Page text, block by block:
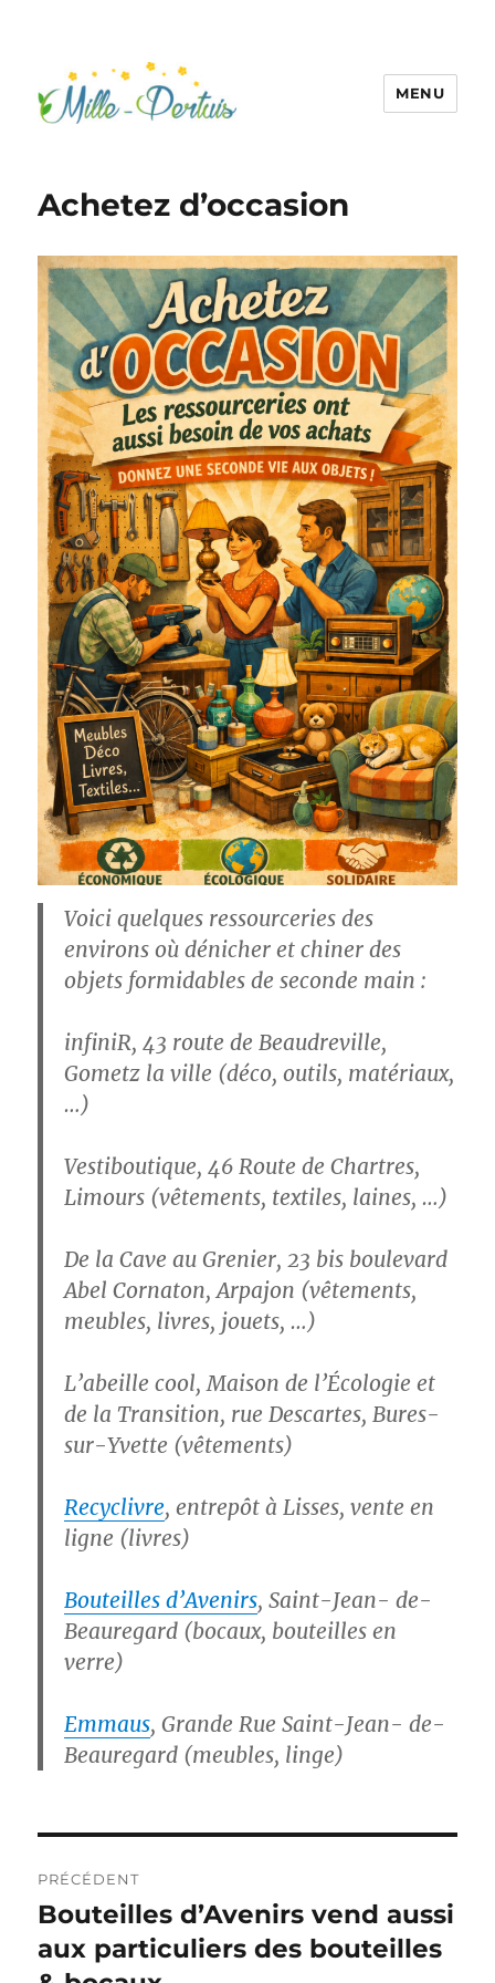
MENU
Achetez d’occasion
Voici quelques ressourceries des
environs où dénicher et chiner des
objets formidables de seconde main :
infiniR,43 route de Beaudreville,
Gometz la ville (déco, outils, matériaux,
…)
Vestiboutique,46 Route de Chartres,
Limours (vêtements, textiles, laines, …)
De la Cave au Grenier, 23 bis boulevard
Abel Cornaton, Arpajon (vêtements,
meubles, livres, jouets, …)
L’abeille cool, Maison de l’Écologie et
de la Transition, rue Descartes, Bures-
sur-Yvette (vêtements)
Recyclivre, entrepôt à Lisses, vente en
ligne (livres)
Bouteilles d’Avenirs, Saint-Jean- de-
Beauregard (bocaux, bouteilles en
verre)
Emmaus, Grande Rue Saint-Jean- de-
Beauregard (meubles, linge)
de
l’article
PRÉCÉDENT
Publication
précédente :
Bouteilles d’Avenirs vend aussi
aux particuliers des bouteilles